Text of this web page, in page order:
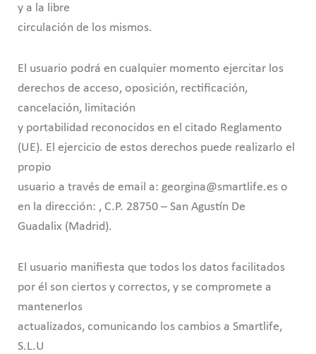
y a la libre
circulación de los mismos.
El usuario podrá en cualquier momento ejercitar los
derechos de acceso, oposición, rectificación,
cancelación, limitación
y portabilidad reconocidos en el citado Reglamento
(UE). El ejercicio de estos derechos puede realizarlo el
propio
usuario a través de email a: georgina@smartlife.es o
en la dirección: , C.P. 28750 – San Agustín De
Guadalix (Madrid).
El usuario manifiesta que todos los datos facilitados
por él son ciertos y correctos, y se compromete a
mantenerlos
actualizados, comunicando los cambios a Smartlife,
S.L.U